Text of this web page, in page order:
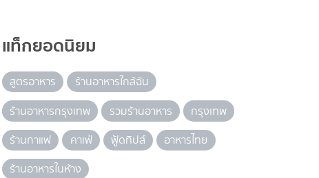
แท็กยอดนิยม
สูตรอาหาร
ร้านอาหารใกล้ฉัน
ร้านอาหารกรุงเทพ
รวมร้านอาหาร
กรุงเทพ
ร้านกาแฟ
คาเฟ่ ฟู้ดทิปส์
อาหารไทย
ร้านอาหารในห้าง